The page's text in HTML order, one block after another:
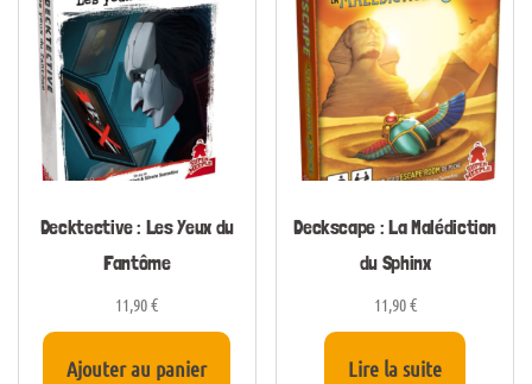
Decktective : Les Yeux du
Fantôme
11,90€
Ajouter au panier
Deckscape : La Malédiction
du Sphinx
11,90€
Lire la suite